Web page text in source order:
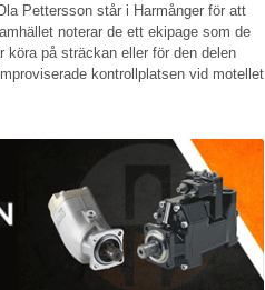
Pettersson står i Harmånger för att
noterar de ett ekipage som de
köra på sträckan eller för den delen
kontrollplatsen vid motellet